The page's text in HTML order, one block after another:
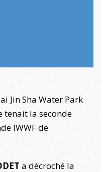
Jin Sha Water Park
tenait la seconde
IWWF de
a décroché la